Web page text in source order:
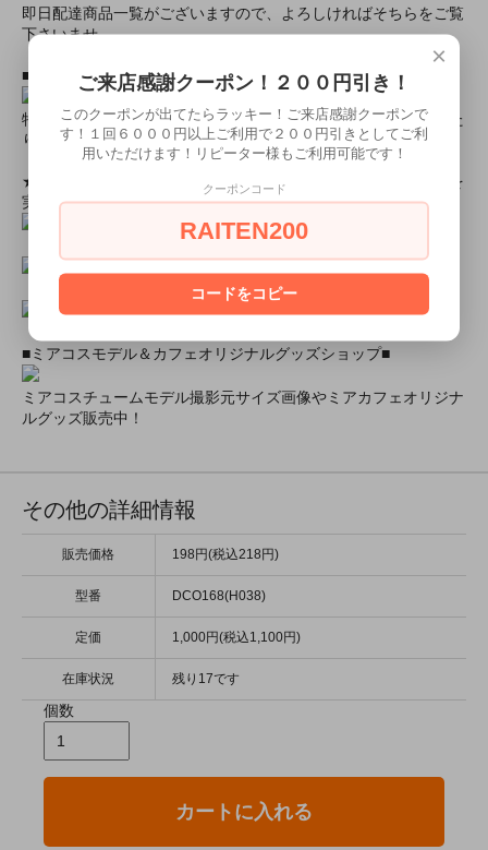
即日配達商品一覧がございますので、よろしければそちらをご覧
下さいませ。
■とにかく安くて高品質な商品が欲しい！という方■
特別割引商品を掲載しています！最大８０％引きの商品もあった
りします！
★ミアカフェ・ミアリラではミアコス衣装を着用したイベントを
実施中★
■ミアコスモデル＆カフェオリジナルグッズショップ■
ミアコスチュームモデル撮影元サイズ画像やミアカフェオリジナ
ルグッズ販売中！
その他の詳細情報
販売価格 198円(税込218円)
型番 DCO168(H038)
定価 1,000円(税込1,100円)
在庫状況 残り17です
個数
カートに入れる
×
ご来店感謝クーポン！２００円引き！
このクーポンが出てたらラッキー！ご来店感謝クーポンで
す！１回６０００円以上ご利用で２００円引きとしてご利
用いただけます！リピーター様もご利用可能です！
クーポンコード
RAITEN200
コードをコピー